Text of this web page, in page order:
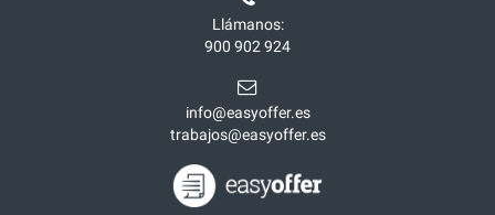
Llámanos:
900 902 924
info@easyoffer.es
trabajos@easyoffer.es